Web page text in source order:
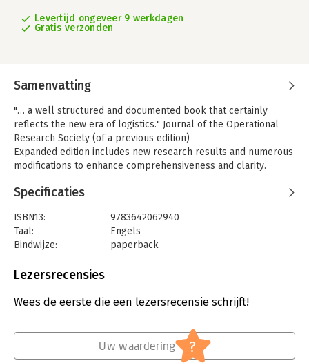
Levertijd ongeveer 9 werkdagen
Gratis verzonden
Samenvatting
"… a well structured and documented book that certainly
reflects the new era of logistics." Journal of the Operational
Research Society (of a previous edition)
Expanded edition includes new research results and numerous
modifications to enhance comprehensiveness and clarity.
new figures.
systems
Features "reasonable" solutions requiring as little information
as possible
Specificaties
ISBN13:
9783642062940
Taal:
Engels
Bindwijze:
paperback
Uitgever:
Verschijningsdatum:
14-10-2010
Algemeen management
Lezersrecensies
Wees de eerste die een lezersrecensie schrijft!
Uw waardering ?